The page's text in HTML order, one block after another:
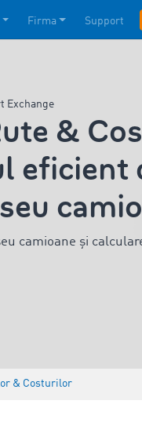
Firma Support
Exchange
&
eficient
camioane și
& Costurilor